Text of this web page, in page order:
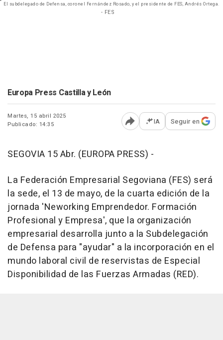
El subdelegado de Defensa, coronel Fernández Rosado, y el presidente de FES, Andrés Ortega.
- FES
Europa Press Castilla y León
Martes, 15 abril 2025
Publicado: 14:35
Abrir opciones para
IA Seguir en
SEGOVIA 15 Abr. (EUROPA PRESS) -
La Federación Empresarial Segoviana (FES) será
la sede, el 13 de mayo, de la cuarta edición de la
jornada 'Neworking Emprendedor. Formación
Profesional y Empresa', que la organización
empresarial desarrolla junto a la Subdelegación
de Defensa para "ayudar" a la incorporación en el
mundo laboral civil de reservistas de Especial
Disponibilidad de las Fuerzas Armadas (RED).